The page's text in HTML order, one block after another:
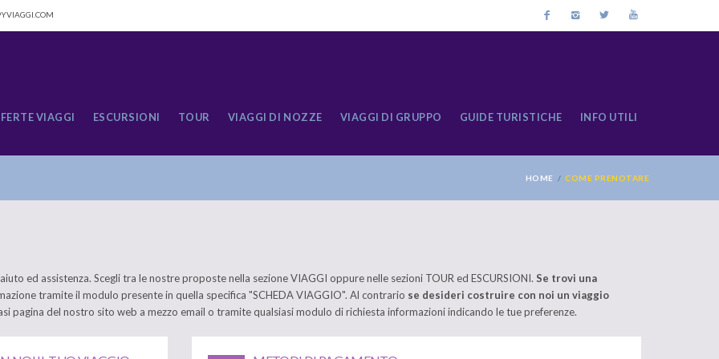
VIAGGI ESCURSIONI TOUR VIAGGI DI NOZZE VIAGGI DI GRUPPO GUIDE TURISTICHE INFO UTILI
HOME COME PRENOTARE
ed assistenza. Scegli tra le nostre proposte nella sezione VIAGGI oppure nelle sezioni TOUR ed ESCURSIONI. Se trovi una
tramite il modulo presente in quella specifica "SCHEDA VIAGGIO". Al contrario se desideri costruire con noi un viaggio
pagina del nostro sito web a mezzo email o tramite qualsiasi modulo di richiesta informazioni indicando le tue preferenze.